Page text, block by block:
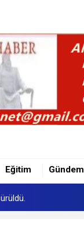
Eğitim Gündem